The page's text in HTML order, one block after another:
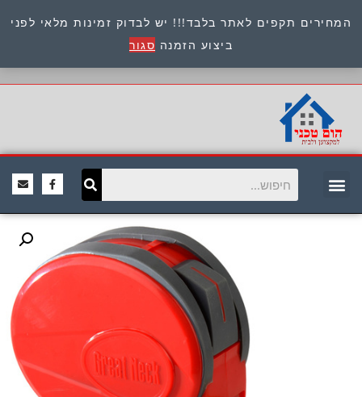
המחירים תקפים לאתר בלבד!!! יש לבדוק זמינות מלאי לפני
ביצוע הזמנה סגור
כתובת : היוזמים 9 אור יהודה שירות לקוחות 054-
8945722